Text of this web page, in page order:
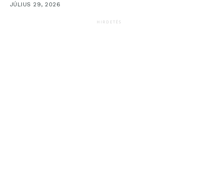
JÚLIUS 29, 2026
HIRDETÉS